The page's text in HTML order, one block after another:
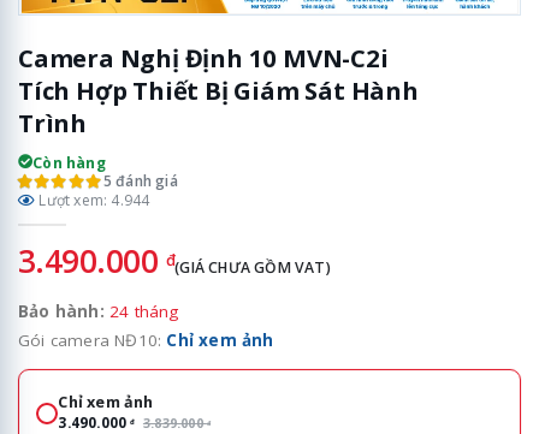
Camera Nghị Định 10 MVN-C2i
Tích Hợp Thiết Bị Giám Sát Hành
Trình
Còn hàng
5 đánh giá
Lượt xem: 4.944
3.490.000 đ(GIÁ CHƯA GỒM VAT)
Bảo hành: 24 tháng
Gói camera NĐ10: Chỉ xem ảnh
Gói camera NĐ10
Chỉ xem ảnh
3.490.000đ 3.839.000đ